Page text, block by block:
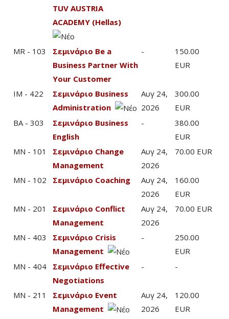
TUV AUSTRIA
ACADEMY (Hellas)
MR - 103
Σεμινάριο Be a
Business Partner With
Your Customer
-
150.00
EUR
IM - 422
Σεμινάριο Business
Administration
Αυγ 24,
2026
300.00
EUR
BA - 303
Σεμινάριο Business
English
-
380.00
EUR
MN - 101
Σεμινάριο Change
Management
Αυγ 24,
2026
70.00 EUR
MN - 102 Σεμινάριο Coaching
Αυγ 24,
2026
160.00
EUR
MN - 201
Σεμινάριο Conflict
Management
Αυγ 24,
2026
70.00 EUR
MN - 403
Σεμινάριο Crisis
Management
-
250.00
EUR
MN - 404
Σεμινάριο Effective
Negotiations
- -
MN - 211
Σεμινάριο Event
Management
Αυγ 24,
2026
120.00
EUR